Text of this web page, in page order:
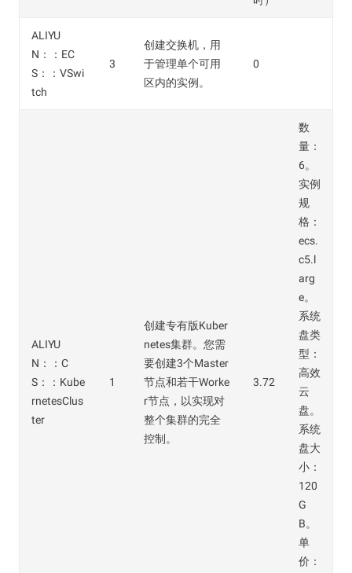
ALIYU
N：：EC
S：：VSwi
tch
3
创建交换机，用
于管理单个可用
区内的实例。
0
ALIYU
N：：C
S：：Kube
rnetesClus
ter
1
创建专有版Kuber
netes集群。您需
要创建3个Master
节点和若干Worke
r节点，以实现对
整个集群的完全
控制。
3.72
数
量：
6。
实例
规
格：
ecs.
c5.l
arg
e。
系统
盘类
型：
高效
云
盘。
系统
盘大
小：
120
G
B。
单
价：